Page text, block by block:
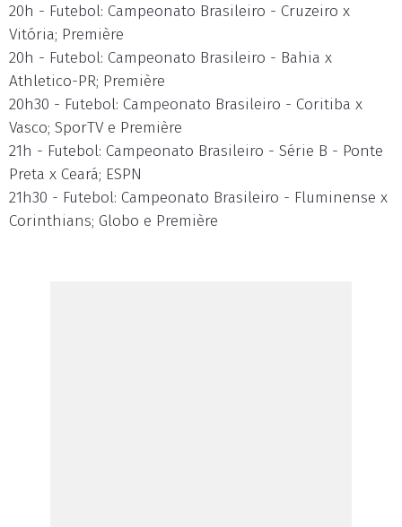
20h - Futebol: Campeonato Brasileiro - Cruzeiro x
Vitória; Première
20h - Futebol: Campeonato Brasileiro - Bahia x
Athletico-PR; Première
20h30 - Futebol: Campeonato Brasileiro - Coritiba x
Vasco; SporTV e Première
21h - Futebol: Campeonato Brasileiro - Série B - Ponte
Preta x Ceará; ESPN
21h30 - Futebol: Campeonato Brasileiro - Fluminense x
Corinthians; Globo e Première